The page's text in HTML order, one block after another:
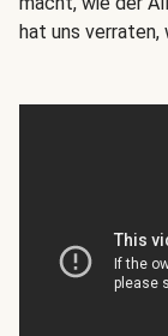
hat uns verraten,